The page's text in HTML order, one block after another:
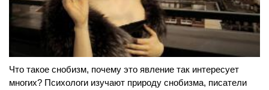
Что такое снобизм, почему это явление так интересует
многих? Психологи изучают природу снобизма, писатели